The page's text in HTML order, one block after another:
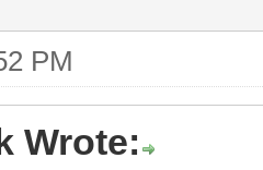
PM
Wrote: